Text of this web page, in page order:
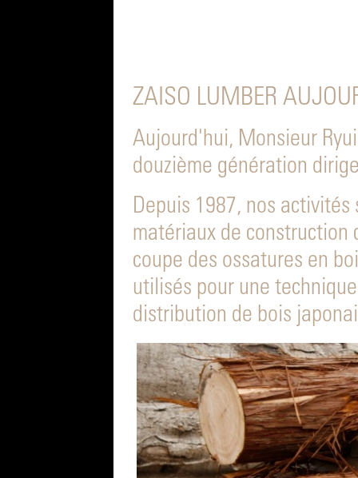
ZAISO LUMBER
Aujourd'hui, Monsieur
douzième génération
Depuis 1987, nos
matériaux de construction
coupe des ossatures en
utilisés pour une
distribution de bois